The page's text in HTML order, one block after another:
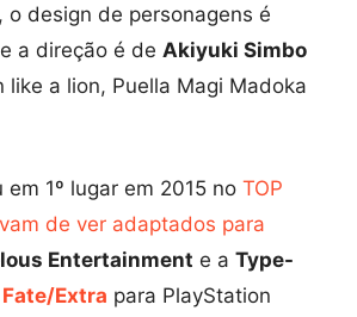
o design de personagens é
e a direção é de Akiyuki Simbo
like a lion, Puella Magi Madoka
em 1º lugar em 2015 no TOP
de ver adaptados para
Entertainment e a Type-
Fate/Extra para PlayStation